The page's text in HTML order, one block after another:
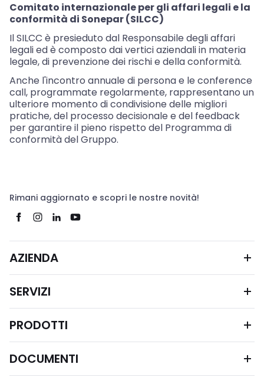
Comitato internazionale per gli affari legali e la
conformità di Sonepar (SILCC)
Il SILCC è presieduto dal Responsabile degli affari
legali ed è composto dai vertici aziendali in materia
legale, di prevenzione dei rischi e della conformità.
Anche l'incontro annuale di persona e le conference
call, programmate regolarmente, rappresentano un
ulteriore momento di condivisione delle migliori
pratiche, del processo decisionale e del feedback
per garantire il pieno rispetto del Programma di
conformità del Gruppo.
Rimani aggiornato e scopri le nostre novità!
AZIENDA
SERVIZI
PRODOTTI
DOCUMENTI